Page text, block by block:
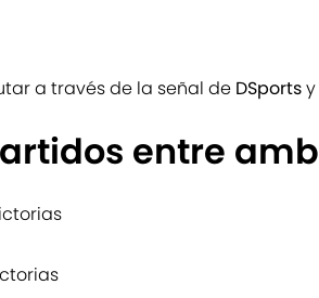
a través de la señal de DSportsy
entre